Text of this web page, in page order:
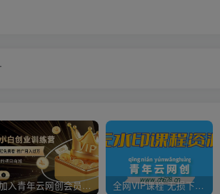
加入青年云网创会员，全站资源免费学习。加入高级合伙人，推广日入1000+ 全网VIP课程 无损下载~